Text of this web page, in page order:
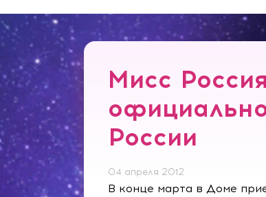
Мисс
России
04 апреля 2012
В конце марта в Доме